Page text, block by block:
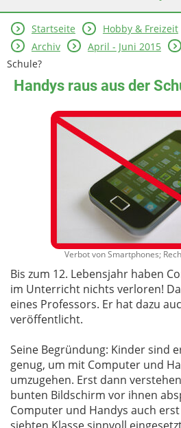
Spiel & Spaß
Mitreden &
Startseite Hobby & Freizeit
Archiv
April - Juni 2015
Schule?
Handys raus aus der
Verbot von Smartphones;
Bis zum 12. Lebensjahr haben
im Unterricht nichts verloren!
eines Professors. Er hat dazu
veröffentlicht.
Seine Begründung: Kinder sind
genug, um mit Computer und
umzugehen. Erst dann
bunten Bildschirm vor ihnen
Computer und Handys auch